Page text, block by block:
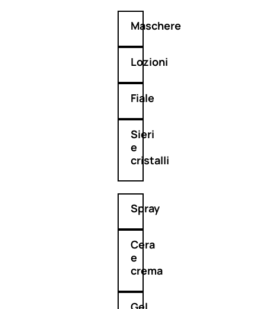
Maschere
Lozioni
Fiale
Sieri
e
cristalli
Spray
Cera
e
crema